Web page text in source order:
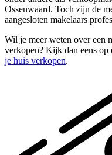
Ossenwaard. Toch zijn de
aangesloten makelaars
Wil je meer weten over een
verkopen? Kijk dan eens
je huis verkopen.